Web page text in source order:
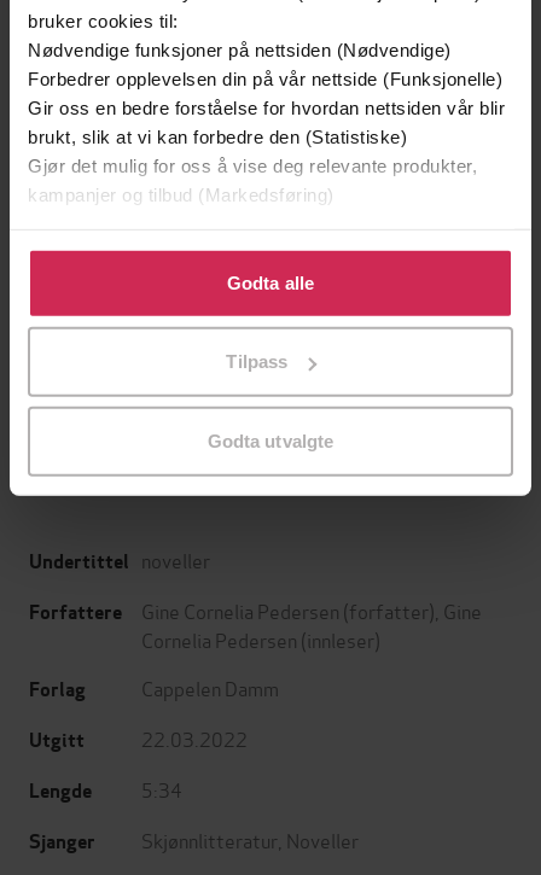
bruker cookies til:
Nødvendige funksjoner på nettsiden (Nødvendige)
Forbedrer opplevelsen din på vår nettside (Funksjonelle)
Gir oss en bedre forståelse for hvordan nettsiden vår blir
brukt, slik at vi kan forbedre den (Statistiske)
Gjør det mulig for oss å vise deg relevante produkter,
kampanjer og tilbud (Markedsføring)
Klikk på «Godta alle» for å gi oss ditt samtykke til å
bruke cookies for alle disse formålene. Du kan også
tilpasse ditt samtykke til spesifikke formål ved å klikke
Godta alle
Tilpass
Godta utvalgte
Lars Mytting
Torkil Færø
Undertittel noveller
Forfattere Gine Cornelia Pedersen (forfatter), Gine
Cornelia Pedersen (innleser)
Forlag Cappelen Damm
Utgitt 22.03.2022
Lengde 5:34
Sjanger Skjønnlitteratur Noveller